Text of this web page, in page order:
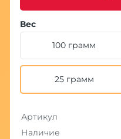
Вес
100 грамм
25 грамм
Артикул
Наличие